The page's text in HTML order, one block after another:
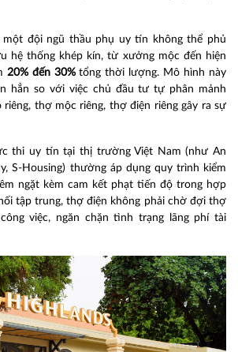
một đội ngũ thầu phụ uy tín không thể phủ
hệ thống khép kín, từ xưởng mộc đến hiện
20% đến 30%tổng thời lượng. Mô hình này
hẳn so với việc chủ đầu tư tự phân mảnh
thợ mộc riêng, thợ điện riêng gây ra sự
thi uy tín tại thị trường Việt Nam (như An
S-Housing) thường áp dụng quy trình kiểm
ngặt kèm cam kết phạt tiến độ trong hợp
tập trung, thợ điện không phải chờ đợi thợ
việc, ngăn chặn tình trạng lãng phí tài